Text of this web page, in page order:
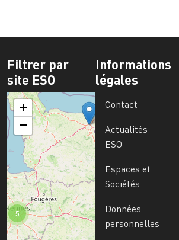
Filtrer par
site ESO
5
+
−
Informations
légales
Contact
Actualités
ESO
Espaces et
Sociétés
Données
personnelles